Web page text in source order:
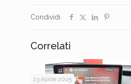
Condividi
Correlati
23 Aprile 2025